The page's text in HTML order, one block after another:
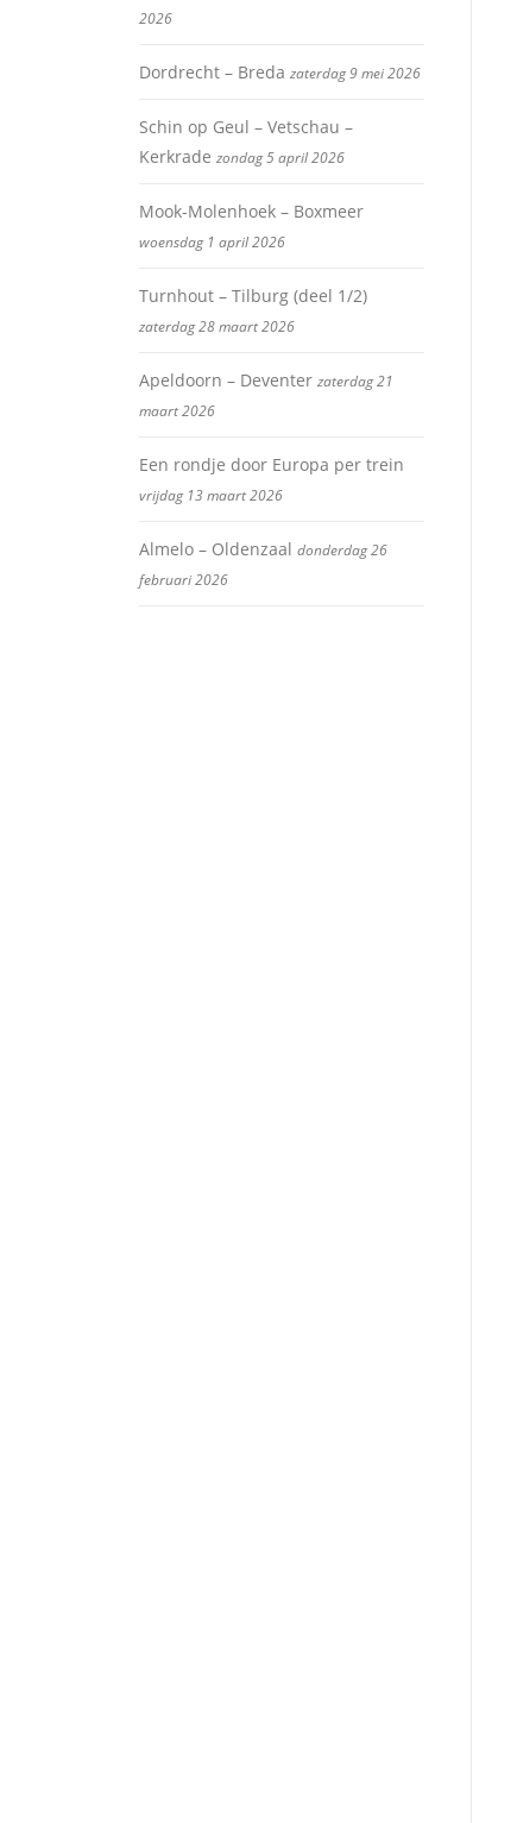
2026
Dordrecht – Breda zaterdag 9 mei 2026
Schin op Geul – Vetschau –
Kerkrade zondag 5 april 2026
Mook-Molenhoek – Boxmeer
woensdag 1 april 2026
Turnhout – Tilburg (deel 1/2)
zaterdag 28 maart 2026
Apeldoorn – Deventer zaterdag 21
maart 2026
Een rondje door Europa per trein
vrijdag 13 maart 2026
Almelo – Oldenzaal donderdag 26
februari 2026